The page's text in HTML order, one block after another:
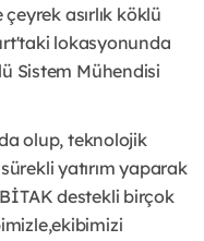
asırlık köklü
lokasyonunda
Sistem Mühendisi
olup, teknolojik
yatırım yaparak
destekli birçok